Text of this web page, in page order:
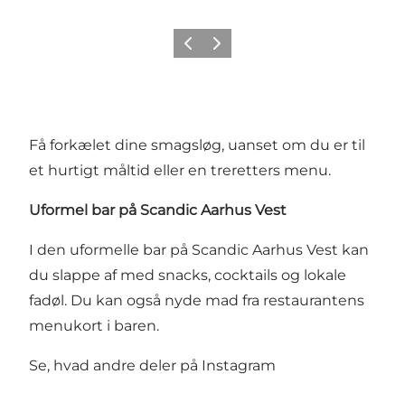
ForrigeNæste
Få forkælet dine smagsløg, uanset om du er til
et hurtigt måltid eller en treretters menu.
Uformel bar på Scandic Aarhus Vest
I den uformelle bar på Scandic Aarhus Vest kan
du slappe af med snacks, cocktails og lokale
fadøl. Du kan også nyde mad fra restaurantens
menukort i baren.
Se, hvad andre deler på Instagram